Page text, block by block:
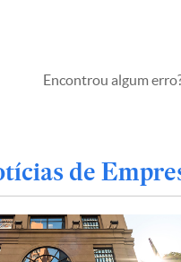
Encontrou algum
de